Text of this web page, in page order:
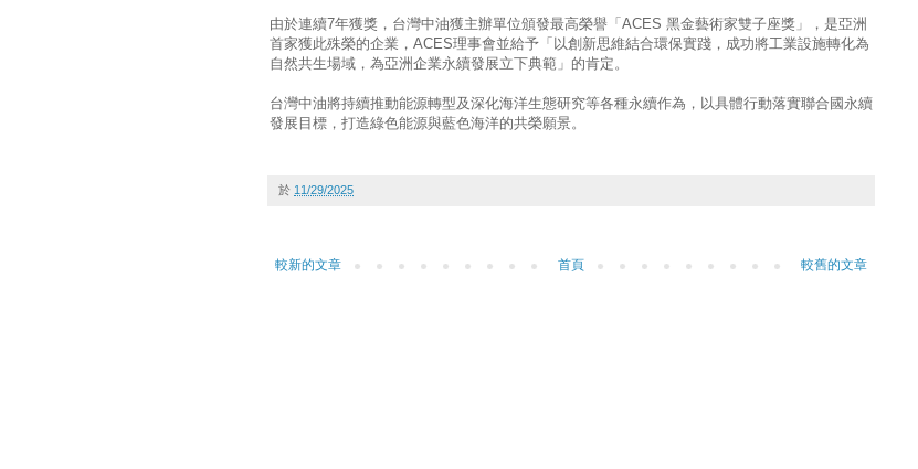
由於連續7年獲獎，台灣中油獲主辦單位頒發最高榮譽「ACES 黑金藝術家雙子座獎」，是亞洲
首家獲此殊榮的企業，ACES理事會並給予「以創新思維結合環保實踐，成功將工業設施轉化為
自然共生場域，為亞洲企業永續發展立下典範」的肯定。
台灣中油將持續推動能源轉型及深化海洋生態研究等各種永續作為，以具體行動落實聯合國永續
發展目標，打造綠色能源與藍色海洋的共榮願景。
於 11/29/2025
較新的文章 較舊的文章
首頁